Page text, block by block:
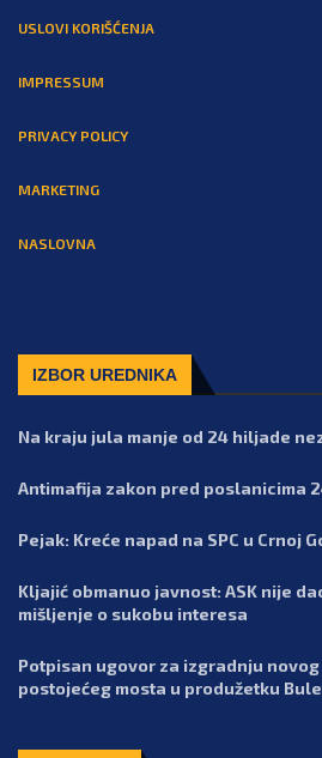
USLOVI KORIŠĆENJA
IMPRESSUM
PRIVACY POLICY
MARKETING
NASLOVNA
IZBOR UREDNIKA
Na kraju jula manje od 24 hiljade
Antimafija zakon pred poslanicima
Pejak: Kreće napad na SPC u Crnoj
Kljajić obmanuo javnost: ASK nije
mišljenje o sukobu interesa
Potpisan ugovor za izgradnju
postojećeg mosta u produžetku